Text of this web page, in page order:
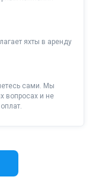
яхты в аренду
сами. Мы
вопросах и не